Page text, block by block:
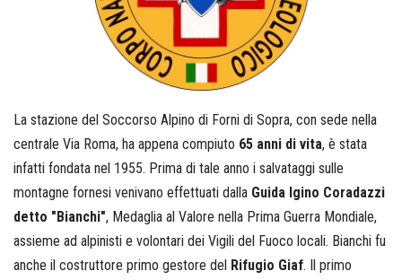
La stazione del Soccorso Alpino di Forni di Sopra, con sede nella
centrale Via Roma, ha appena compiuto 65 anni di vita, è stata
infatti fondata nel 1955. Prima di tale anno i salvataggi sulle
montagne fornesi venivano effettuati dalla Guida Igino Coradazzi
detto "Bianchi", Medaglia al Valore nella Prima Guerra Mondiale,
assieme ad alpinisti e volontari dei Vigili del Fuoco locali. Bianchi fu
anche il costruttore primo gestore del Rifugio Giaf. Il primo